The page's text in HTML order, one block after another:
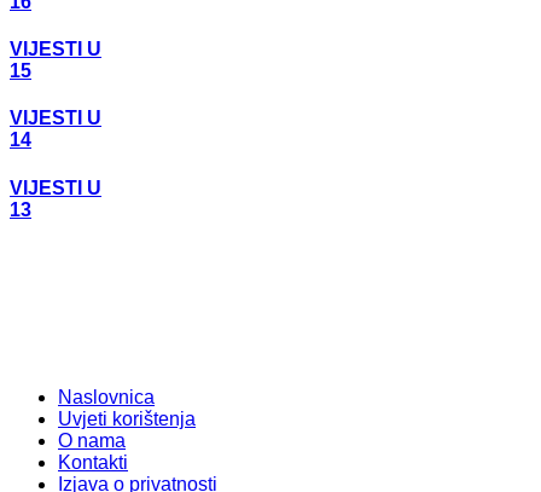
VIJESTI U
15
VIJESTI U
14
VIJESTI U
13
Naslovnica
Uvjeti korištenja
O nama
Kontakti
Izjava o privatnosti